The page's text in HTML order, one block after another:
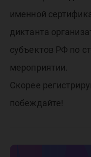
именной
диктанта
субъектов РФ по
мероприятии.
Скорее
побеждайте!